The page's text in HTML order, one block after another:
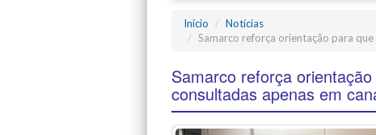
Início
Notícias
Samarco reforça orientação para
Samarco reforça
consultadas apenas em